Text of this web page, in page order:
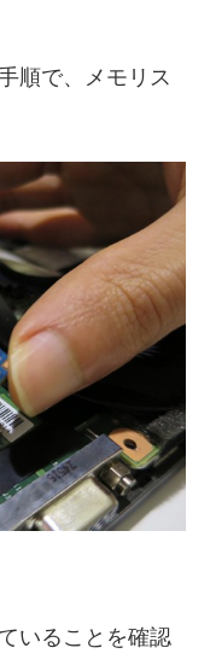
順で、メモリス
いることを確認